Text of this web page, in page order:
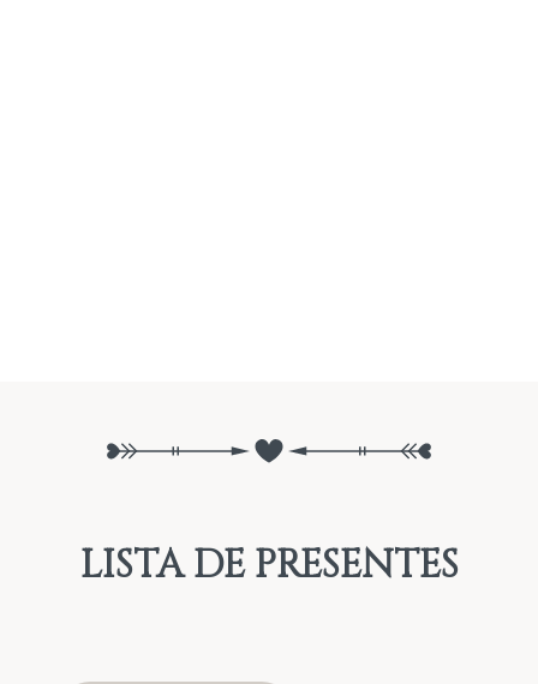
LISTA DE PRESENTES